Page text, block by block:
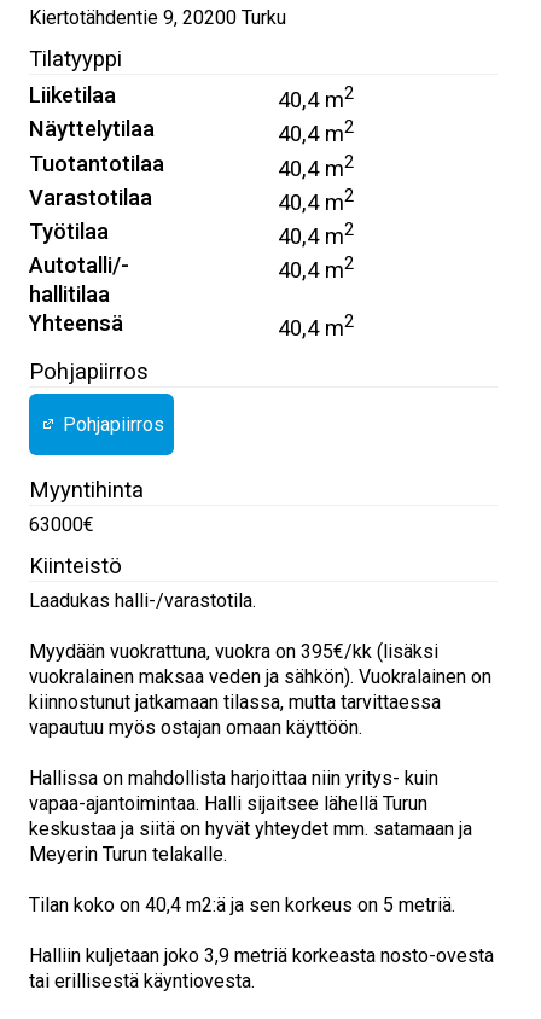
Kiertotähdentie 9, 20200 Turku
Tilatyyppi
Liiketilaa
40,4 m2
Näyttelytilaa 40,4 m2
Tuotantotilaa 40,4 m2
Varastotilaa 40,4 m2
Työtilaa 40,4 m2
Autotalli/-
hallitilaa
40,4 m2
Yhteensä 40,4 m2
Pohjapiirros
Pohjapiirros
Myyntihinta
63000€
Kiinteistö
Laadukas halli-/varastotila.
Myydään vuokrattuna, vuokra on 395€/kk (lisäksi
vuokralainen maksaa veden ja sähkön). Vuokralainen on
kiinnostunut jatkamaan tilassa, mutta tarvittaessa
vapautuu myös ostajan omaan käyttöön.
Hallissa on mahdollista harjoittaa niin yritys- kuin
vapaa-ajantoimintaa. Halli sijaitsee lähellä Turun
keskustaa ja siitä on hyvät yhteydet mm. satamaan ja
Meyerin Turun telakalle.
Tilan koko on 40,4 m2:ä ja sen korkeus on 5 metriä.
Halliin kuljetaan joko 3,9 metriä korkeasta nosto-ovesta
tai erillisestä käyntiovesta.